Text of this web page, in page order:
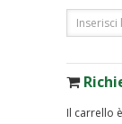
Il carrello